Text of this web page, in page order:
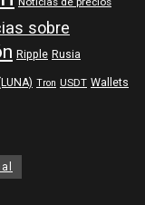
sobre
Ripple Rusia
Tron USDT Wallets